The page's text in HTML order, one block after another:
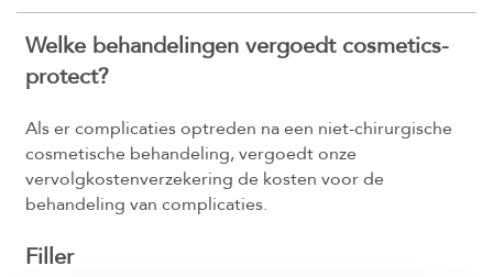
Welke behandelingen vergoedt cosmetics-
protect?
Als er complicaties optreden na een niet-chirurgische
cosmetische behandeling, vergoedt onze
vervolgkostenverzekering de kosten voor de
behandeling van complicaties.
Filler